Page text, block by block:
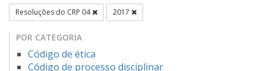
Resoluções do CRP 04 2017
POR CATEGORIA
Código de ética
Código de processo disciplinar